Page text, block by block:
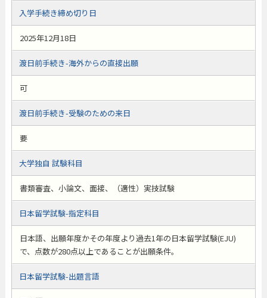
入学手続き締め切り日
2025年12月18日
渡日前手続き-海外からの直接出願
可
渡日前手続き-受験のための来日
要
大学独自 試験科目
書類審査、小論文、面接、（適性）実技試験
日本留学試験-指定科目
日本語、出願年度かその年度より過去1年の日本留学試験(EJU)
で、点数が280点以上であることが出願条件。
日本留学試験-出題言語